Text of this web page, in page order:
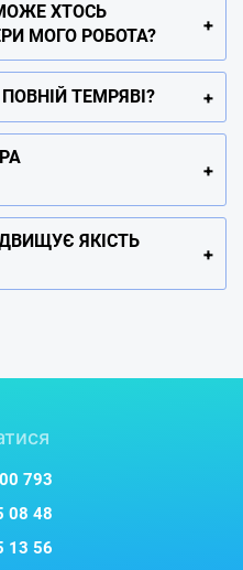
ХТОСЬ
МОГО РОБОТА?
ТЕМРЯВІ?
ЯКІСТЬ
793
08 48
13 56